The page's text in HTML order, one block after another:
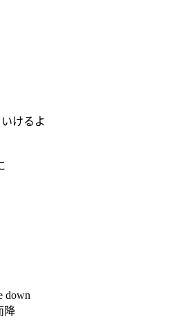
けるよ
down
降